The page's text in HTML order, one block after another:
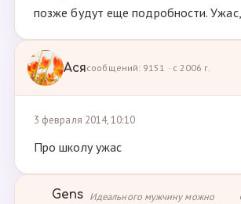
позже будут еще подробности.
Асясообщений: 9151 · с 2006 г.
3 февраля 2014, 10:10
Про школу ужас
Gens Идеального мужчину можно